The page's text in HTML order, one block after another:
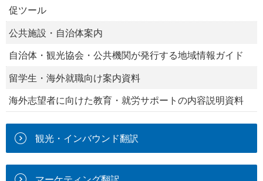
促ツール
公共施設・自治体案内
自治体・観光協会・公共機関が発行する地域情報ガイド
留学生・海外就職向け案内資料
海外志望者に向けた教育・就労サポートの内容説明資料
観光・インバウンド翻訳